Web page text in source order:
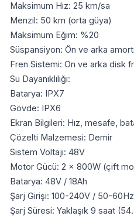
Maksimum Hız: 25 km/sa
Menzil: 50 km (orta güya)
Maksimum Eğim: %20
Süspansiyon: Ön ve arka
Fren Sistemi: Ön ve arka disk
Su Dayanıklılığı:
Batarya: IPX7
Gövde: IPX6
Ekran Bilgileri: Hız, mesafe,
Çözelti Malzemesi: Demir
Sistem Voltajı: 48V
Motor Gücü: 2 x 800W (çift
Batarya: 48V / 18Ah
Şarj Girişi: 100-240V / 50-60Hz
Şarj Süresi: Yaklaşık 9 saat